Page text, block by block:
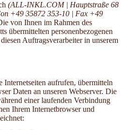
(ALL-INKL.COM | Hauptstraße 68
+49 35872 353-10 | Fax +49
von Ihnen im Rahmen des
übermittelten personenbezogenen
Auftragsverarbeiter in unserem
Internetseiten aufrufen, übermitteln
Daten an unseren Webserver. Die
einer laufenden Verbindung
Ihrem Internetbrowser und